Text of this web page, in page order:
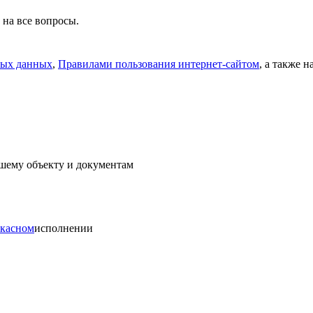
все вопросы.
данных, Правилами пользования интернет-сайтом, а также
объекту и документам
исполнении